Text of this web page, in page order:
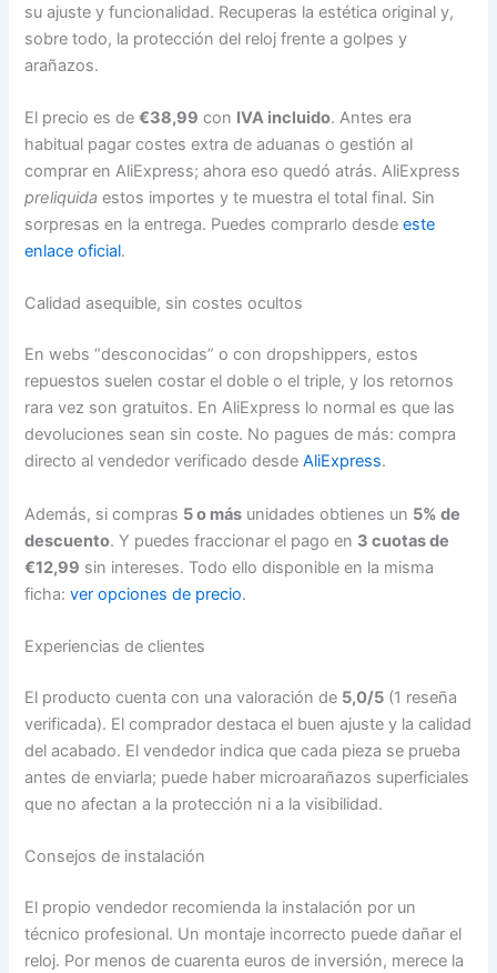
su ajuste y funcionalidad. Recuperas la estética original y,
sobre todo, la protección del reloj frente a golpes y
arañazos.
El precio es de€38,99 con IVA incluido. Antes era
habitual pagar costes extra de aduanas o gestión al
comprar en AliExpress; ahora eso quedó atrás. AliExpress
preliquida estos importes y te muestra el total final. Sin
sorpresas en la entrega. Puedes comprarlo desdeeste
enlace oficial.
Calidad asequible, sin costes ocultos
En webs “desconocidas” o con dropshippers, estos
repuestos suelen costar el doble o el triple, y los retornos
rara vez son gratuitos. En AliExpress lo normal es que las
devoluciones sean sin coste. No pagues de más: compra
directo al vendedor verificado desdeAliExpress.
Además, si compras 5 o más unidades obtienes un 5% de
descuento. Y puedes fraccionar el pago en 3 cuotas de
€12,99 sin intereses. Todo ello disponible en la misma
ficha:ver opciones de precio.
Experiencias de clientes
El producto cuenta con una valoración de 5,0/5 (1 reseña
verificada). El comprador destaca el buen ajuste y la calidad
del acabado. El vendedor indica que cada pieza se prueba
antes de enviarla; puede haber microarañazos superficiales
que no afectan a la protección ni a la visibilidad.
Consejos de instalación
El propio vendedor recomienda la instalación por un
técnico profesional. Un montaje incorrecto puede dañar el
reloj. Por menos de cuarenta euros de inversión, merece la